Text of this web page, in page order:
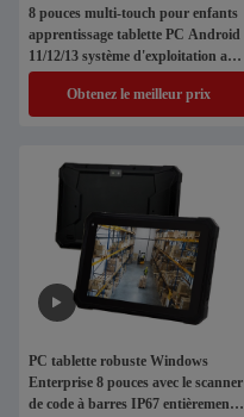
8 pouces multi-touch pour enfants
apprentissage tablette PC Android
11/12/13 système d'exploitation avec
fente SIM
Obtenez le meilleur prix
PC tablette robuste Windows
Enterprise 8 pouces avec le scanner
de code à barres IP67 entièrement